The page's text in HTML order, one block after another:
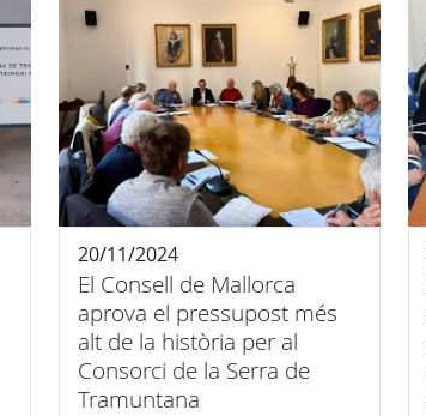
El Consell de Mallorca
aprova el pressupost més
alt de la història per al
Consorci de la Serra de
Tramuntana
20/11/2024